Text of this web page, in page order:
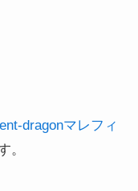
マレフィ
。